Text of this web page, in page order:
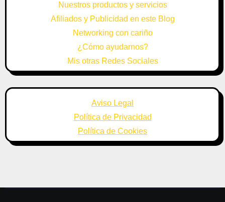
Nuestros productos y servicios
Afiliados y Publicidad en este Blog
Networking con cariño
¿Cómo ayudarnos?
Mis otras Redes Sociales
Aviso Legal
Política de Privacidad
Política de Cookies